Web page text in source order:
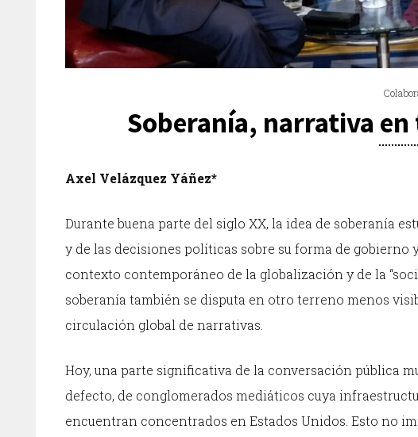
Soberanía, narrativa
Axel Velázquez Yáñez*
Durante buena parte del siglo XX, la idea de soberanía
y de las decisiones políticas sobre su forma de gobierno
contexto contemporáneo de la globalización y de la
soberanía también se disputa en otro terreno menos
circulación global de narrativas.
Hoy, una parte significativa de la conversación pública
defecto, de conglomerados mediáticos cuya
encuentran concentrados en Estados Unidos. Esto no